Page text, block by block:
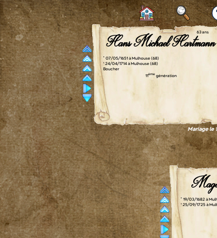
63 ans
Hans Michael Hartmann
° 07/05/1651 à Mulhouse (68)
† 24/04/1714 à Mulhouse (68)
Boucher
11èmegénération
Mariage le
° 19/03/1682 à
† 25/09/1725 à